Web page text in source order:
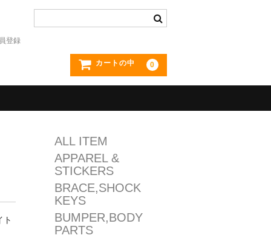
登録
カートの中 0
ト
ALL ITEM
APPAREL &
STICKERS
BRACE,SHOCK
KEYS
BUMPER,BODY
PARTS